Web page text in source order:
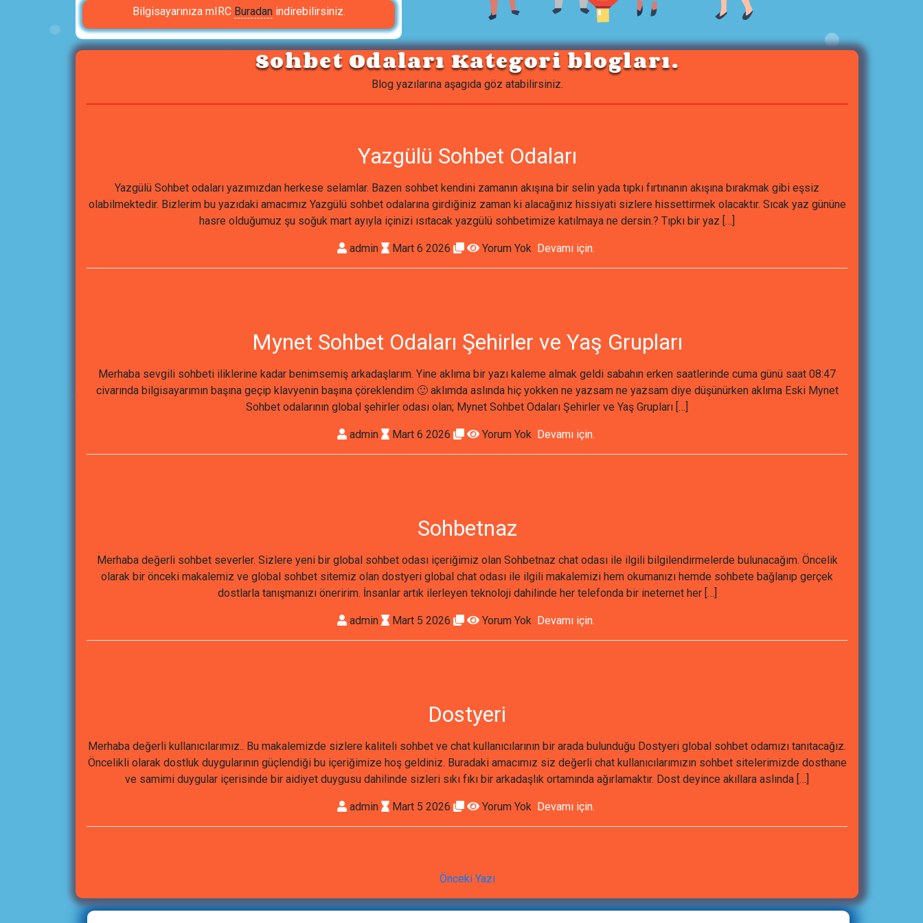
Bilgisayarınıza mIRC Buradanindirebilirsiniz.
Sohbet Odaları Kategori blogları.
Blog yazılarına aşagıda göz atabilirsiniz.
Yazgülü Sohbet Odaları
Yazgülü Sohbet odaları yazımızdan herkese selamlar. Bazen sohbet kendini zamanın akışına bir selin yada tıpkı fırtınanın akışına bırakmak gibi eşsiz
olabilmektedir. Bizlerim bu yazıdaki amacımız Yazgülü sohbet odalarına girdiğiniz zaman ki alacağınız hissiyati sizlere hissettirmek olacaktır. Sıcak yaz gününe
hasre olduğumuz şu soğuk mart ayıyla içinizi ısıtacak yazgülü sohbetimize katılmaya ne dersin.? Tıpkı bir yaz […]
admin Mart 6 2026 Yorum Yok Devamı için.
Mynet Sohbet Odaları Şehirler ve Yaş Grupları
Merhaba sevgili sohbeti iliklerine kadar benimsemiş arkadaşlarım. Yine aklıma bir yazı kaleme almak geldi sabahın erken saatlerinde cuma günü saat 08:47
civarında bilgisayarımın başına geçip klavyenin başına çöreklendim 🙂 aklımda aslında hiç yokken ne yazsam ne yazsam diye düşünürken aklıma Eski Mynet
Sohbet odalarının global şehirler odası olan; Mynet Sohbet Odaları Şehirler ve Yaş Grupları […]
admin Mart 6 2026 Yorum Yok Devamı için.
Sohbetnaz
Merhaba değerli sohbet severler. Sizlere yeni bir global sohbet odası içeriğimiz olan Sohbetnaz chat odası ile ilgili bilgilendirmelerde bulunacağım. Öncelik
olarak bir önceki makalemiz ve global sohbet sitemiz olan dostyeri global chat odası ile ilgili makalemizi hem okumanızı hemde sohbete bağlanıp gerçek
dostlarla tanışmanızı öneririm. İnsanlar artık ilerleyen teknoloji dahilinde her telefonda bir ineternet her […]
admin Mart 5 2026 Yorum Yok Devamı için.
Dostyeri
Merhaba değerli kullanıcılarımız.. Bu makalemizde sizlere kaliteli sohbet ve chat kullanıcılarının bir arada bulunduğu Dostyeri global sohbet odamızı tanıtacağız.
Öncelikli olarak dostluk duygularının güçlendiği bu içeriğimize hoş geldiniz. Buradaki amacımız siz değerli chat kullanıcılarımızın sohbet sitelerimizde dosthane
ve samimi duygular içerisinde bir aidiyet duygusu dahilinde sizleri sıkı fıkı bir arkadaşlık ortamında ağırlamaktır. Dost deyince akıllara aslında […]
admin Mart 5 2026 Yorum Yok Devamı için.
Önceki Yazı